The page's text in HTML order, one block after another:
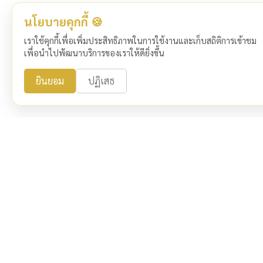
นโยบายคุกกี้ 🍪
เราใช้คุกกี้เพื่อเพิ่มประสิทธิภาพในการใช้งานและเก็บสถิติการเข้าชม
เพื่อนำไปพัฒนาบริการของเราให้ดียิ่งขึ้น
ยินยอม ปฏิเสธ